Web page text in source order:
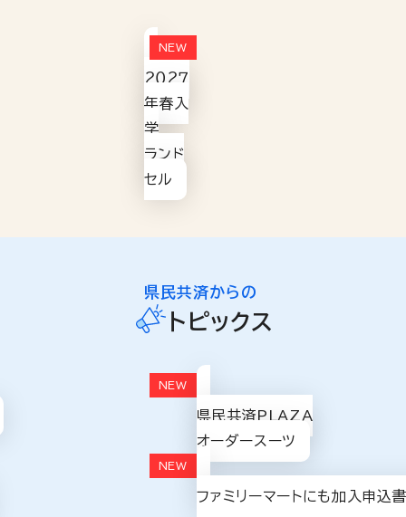
２０２７
年春入
学
ランド
セル
県民共済からの
トピックス
県民共済PLAZA
オーダースーツ
ファミリーマートにも加入申込